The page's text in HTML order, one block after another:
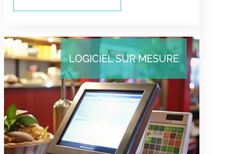
LOGICIEL SUR MESURE